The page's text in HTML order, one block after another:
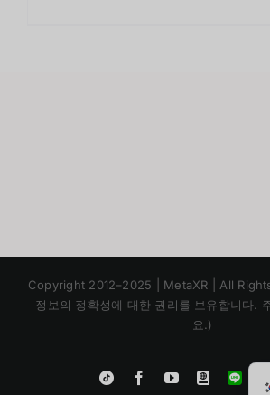
Copyright 2012–2025 | MetaXR | All
정보의 정확성에 대한 권리를 보유합니다.
요.)
Tiktok FacebookYouTubeBlogger
LINE